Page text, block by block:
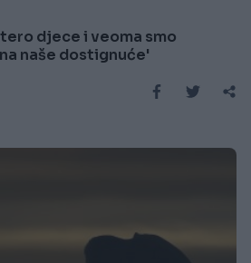
djece i veoma smo
naše dostignuće'